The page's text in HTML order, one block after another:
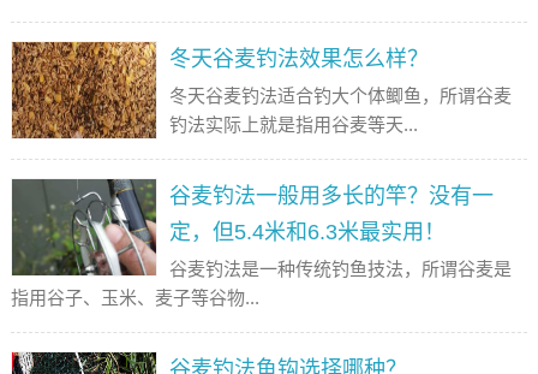
冬天谷麦钓法效果怎么样？
冬天谷麦钓法适合钓大个体鲫鱼，所谓谷麦
钓法实际上就是指用谷麦等天...
谷麦钓法一般用多长的竿？没有一
定，但5.4米和6.3米最实用！
谷麦钓法是一种传统钓鱼技法，所谓谷麦是
指用谷子、玉米、麦子等谷物...